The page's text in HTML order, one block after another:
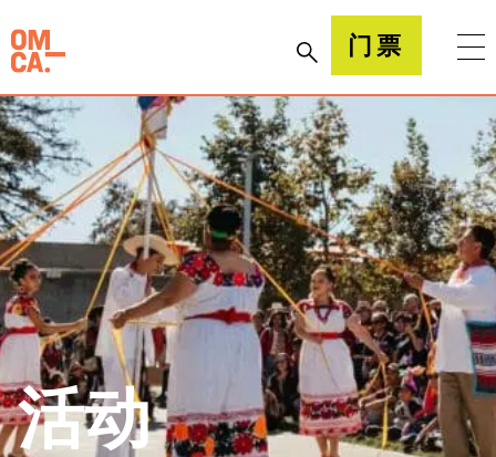
到
内
容
加州奥克兰博物馆(OMCA) 门票
活动